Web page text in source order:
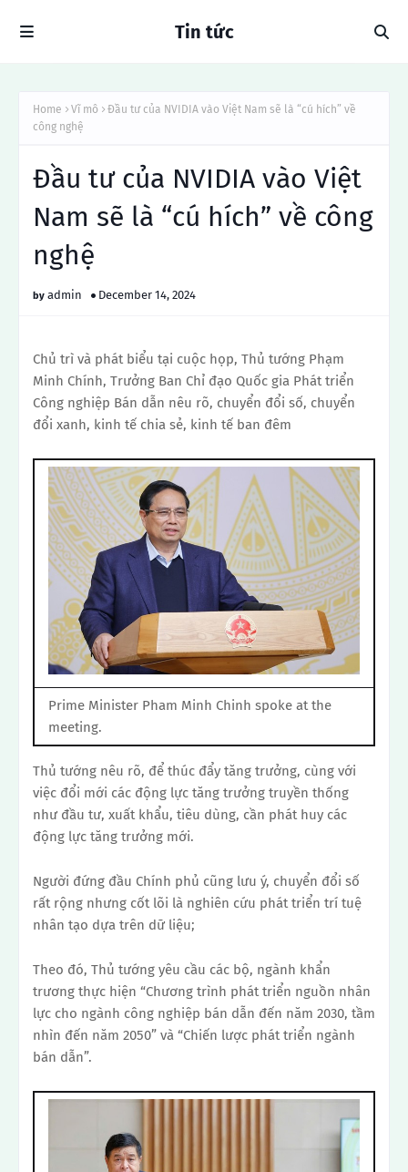
Tin tức
Home Vĩ mô
Đầu tư của NVIDIA vào Việt Nam sẽ là “cú hích” về
công nghệ
Đầu tư của NVIDIA vào Việt
Nam sẽ là “cú hích” về công
nghệ
admin December 14, 2024
Chủ trì và phát biểu tại cuộc họp, Thủ tướng Phạm
Minh Chính, Trưởng Ban Chỉ đạo Quốc gia Phát triển
Công nghiệp Bán dẫn nêu rõ, chuyển đổi số, chuyển
đổi xanh, kinh tế chia sẻ, kinh tế ban đêm
Prime Minister Pham Minh Chinh spoke at the
meeting.
Thủ tướng nêu rõ, để thúc đẩy tăng trưởng, cùng với
việc đổi mới các động lực tăng trưởng truyền thống
như đầu tư, xuất khẩu, tiêu dùng, cần phát huy các
động lực tăng trưởng mới.
Người đứng đầu Chính phủ cũng lưu ý, chuyển đổi số
rất rộng nhưng cốt lõi là nghiên cứu phát triển trí tuệ
nhân tạo dựa trên dữ liệu;
Theo đó, Thủ tướng yêu cầu các bộ, ngành khẩn
trương thực hiện “Chương trình phát triển nguồn nhân
lực cho ngành công nghiệp bán dẫn đến năm 2030, tầm
nhìn đến năm 2050” và “Chiến lược phát triển ngành
bán dẫn”.